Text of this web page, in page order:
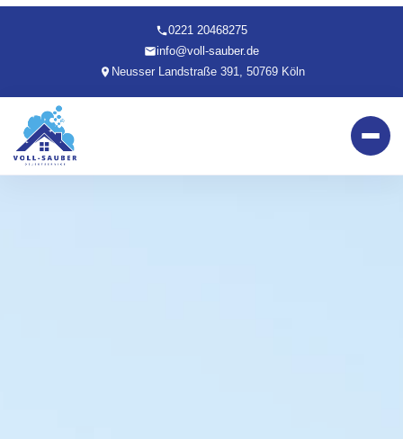
0221 20468275
info@voll-sauber.de
Neusser Landstraße 391, 50769 Köln